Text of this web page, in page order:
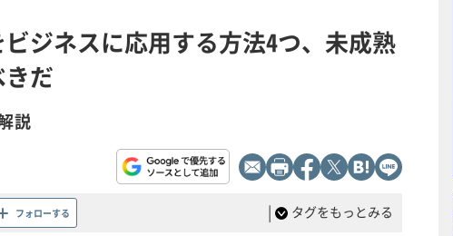
ジネスに応用する方法4つ、未成熟
だ
説
フォローする | タグをもっとみる